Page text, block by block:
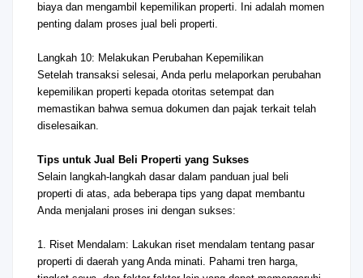
biaya dan mengambil kepemilikan properti. Ini adalah momen
penting dalam proses jual beli properti.
Langkah 10: Melakukan Perubahan Kepemilikan
Setelah transaksi selesai, Anda perlu melaporkan perubahan
kepemilikan properti kepada otoritas setempat dan
memastikan bahwa semua dokumen dan pajak terkait telah
diselesaikan.
Tips untuk Jual Beli Properti yang Sukses
Selain langkah-langkah dasar dalam panduan jual beli
properti di atas, ada beberapa tips yang dapat membantu
Anda menjalani proses ini dengan sukses:
1. Riset Mendalam: Lakukan riset mendalam tentang pasar
properti di daerah yang Anda minati. Pahami tren harga,